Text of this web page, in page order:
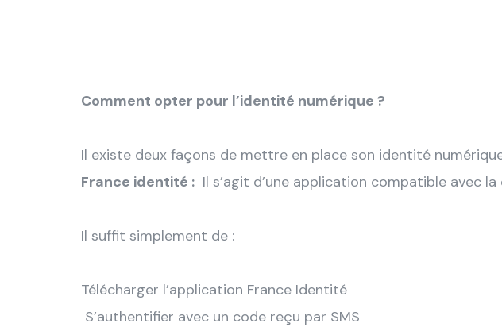
Comment opter pour l’identité numérique ?
Il existe deux façons de mettre en place son identité
France identité : Il s’agit d’une application compatible avec
Il suffit simplement de :
Télécharger l’application France Identité
S’authentifier avec un code reçu par SMS